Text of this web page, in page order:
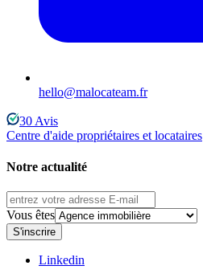
hello@malocateam.fr
30 Avis
Centre d'aide propriétaires et locataires
Notre actualité
Vous êtes
S'inscrire
Linkedin